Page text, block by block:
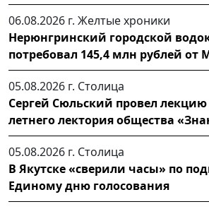
06.08.2026 г. Желтые хроники
Нерюнгринский городской
потребовал 145,4 млн рублей
05.08.2026 г. Столица
Сергей Сюльский провел
летнего лектория общества
05.08.2026 г. Столица
В Якутске «сверили часы» по
Единому дню голосования